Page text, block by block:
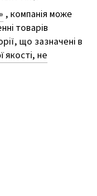
, компанія може
товарів
що зазначені в
якості, не